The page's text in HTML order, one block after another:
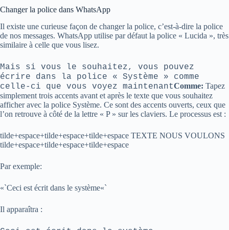
Changer la police dans WhatsApp
Il existe une curieuse façon de changer la police, c’est-à-dire la police
de nos messages. WhatsApp utilise par défaut la police « Lucida », très
similaire à celle que vous lisez.
Mais si vous le souhaitez, vous pouvez
écrire dans la police « Système » comme
celle-ci que vous voyez maintenantComme: Tapez
simplement trois accents avant et après le texte que vous souhaitez
afficher avec la police Système. Ce sont des accents ouverts, ceux que
l’on retrouve à côté de la lettre « P » sur les claviers. Le processus est :
tilde+espace+tilde+espace+tilde+espace TEXTE NOUS VOULONS
tilde+espace+tilde+espace+tilde+espace
Par exemple:
«`Ceci est écrit dans le système«`
Il apparaîtra :